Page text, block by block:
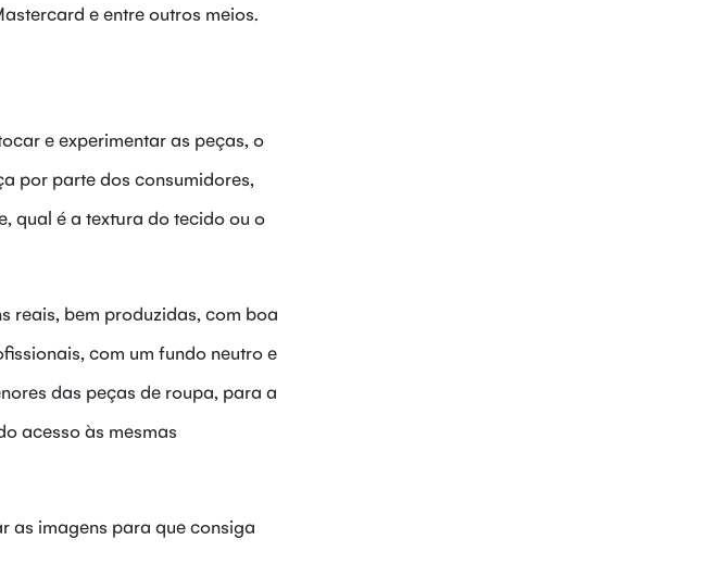
e entre outros meios.
e experimentar as peças, o
por parte dos consumidores,
qual é a textura do tecido ou o
reais, bem produzidas, com boa
com um fundo neutro e
das peças de roupa, para a
acesso às mesmas
as imagens para que consiga